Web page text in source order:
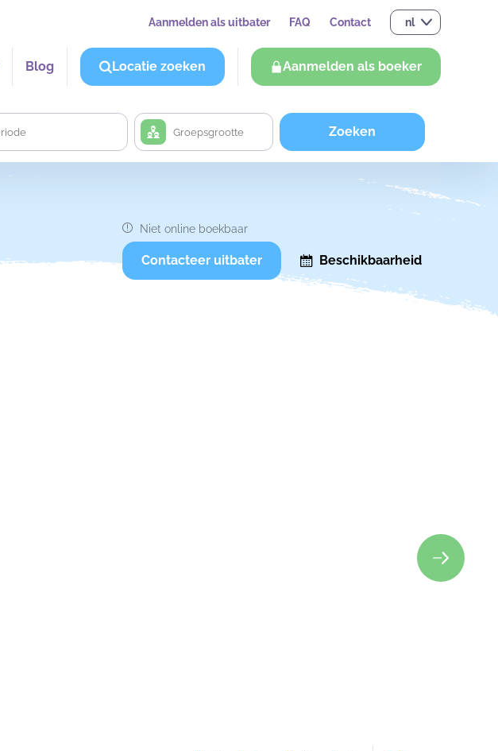
Aanmelden als uitbater FAQ Contact nl
Blog Locatie zoeken Aanmelden als boeker
Zoeken
Niet online boekbaar
Contacteer uitbater Beschikbaarheid